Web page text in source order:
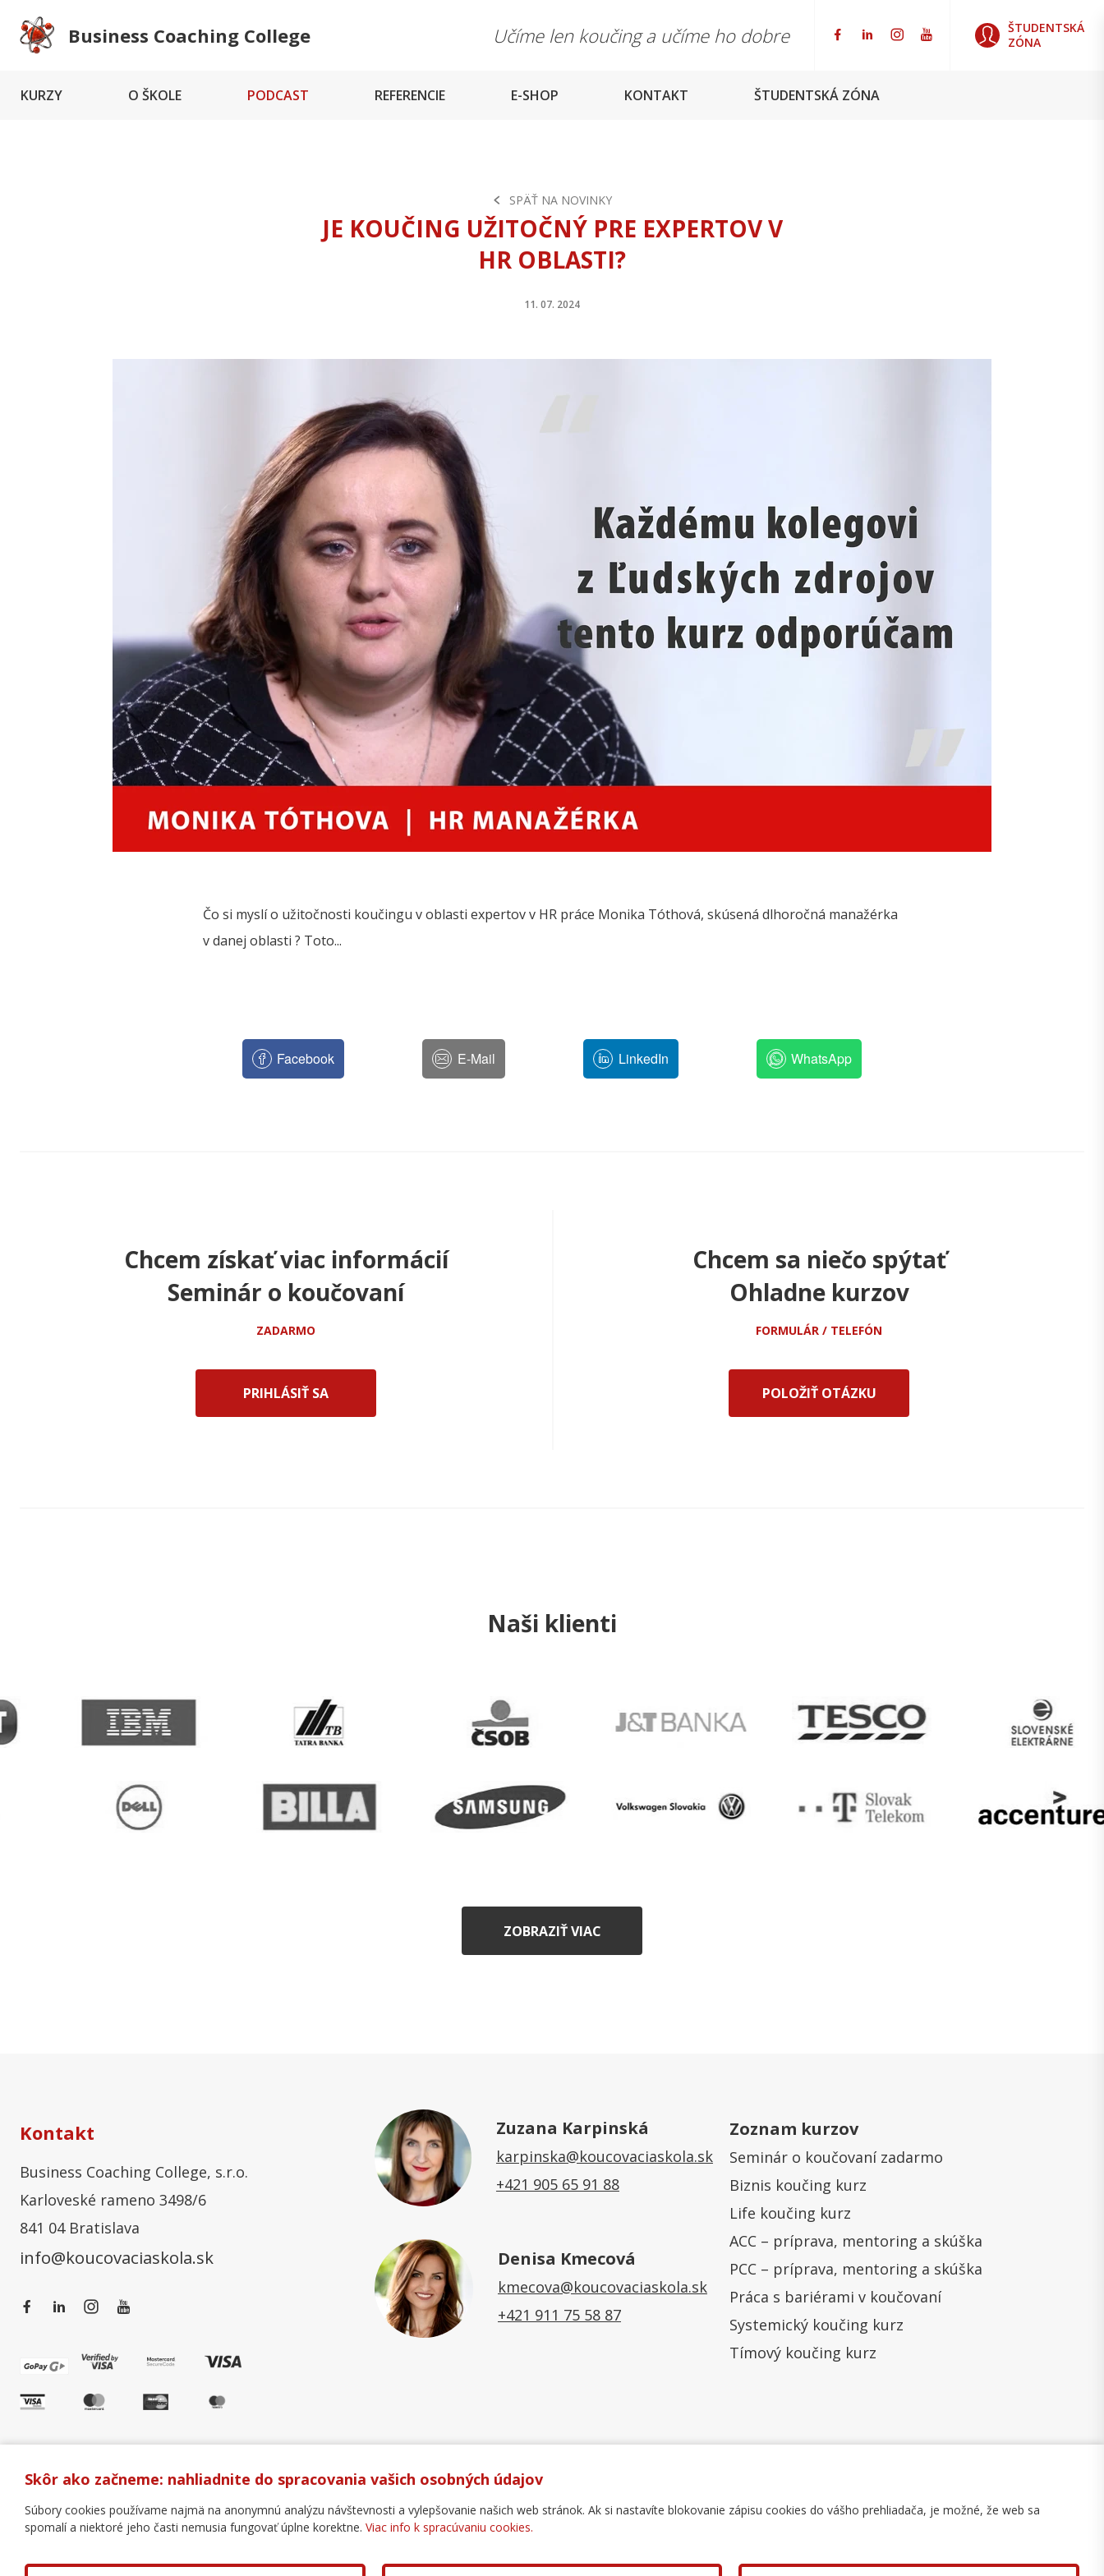
Business Coaching College Učíme len koučing a učíme ho dobre
ŠTUDENTSKÁ
ZÓNA
KURZY O ŠKOLE PODCAST REFERENCIE E-SHOP KONTAKT ŠTUDENTSKÁ ZÓNA
SPÄŤ NA NOVINKY
JE KOUČING UŽITOČNÝ PRE EXPERTOV V
HR OBLASTI?
11. 07. 2024
Čo si myslí o užitočnosti koučingu v oblasti expertov v HR práce Monika Tóthová, skúsená dlhoročná manažérka
v danej oblasti ? Toto...
Facebook E-Mail LinkedIn WhatsApp
Chcem získať viac informácií
Seminár o koučovaní
ZADARMO
PRIHLÁSIŤ SA
Chcem sa niečo spýtať
Ohladne kurzov
FORMULÁR / TELEFÓN
POLOŽIŤ OTÁZKU
Naši klienti
ZOBRAZIŤ VIAC
Kontakt
Business Coaching College, s.r.o.
Karloveské rameno 3498/6
841 04 Bratislava
info@koucovaciaskola.sk
Zuzana Karpinská
karpinska@koucovaciaskola.sk
+421 905 65 91 88
Denisa Kmecová
kmecova@koucovaciaskola.sk
+421 911 75 58 87
Zoznam kurzov
Seminár o koučovaní zadarmo
Biznis koučing kurz
Life koučing kurz
ACC – príprava, mentoring a skúška
PCC – príprava, mentoring a skúška
Práca s bariérami v koučovaní
Systemický koučing kurz
Tímový koučing kurz
Všeobecné obchodné podmienky Správa cookies Ochrana osobných údajov
Copyright © 2018 - 2026 Business Coaching College, s.r.o.
Skôr ako začneme: nahliadnite do spracovania vašich osobných údajov
Súbory cookies používame najmä na anonymnú analýzu návštevnosti a vylepšovanie našich web stránok. Ak si nastavíte blokovanie zápisu cookies do vášho prehliadača, je možné, že web sa
spomalí a niektoré jeho časti nemusia fungovať úplne korektne. Viac info k spracúvaniu cookies.